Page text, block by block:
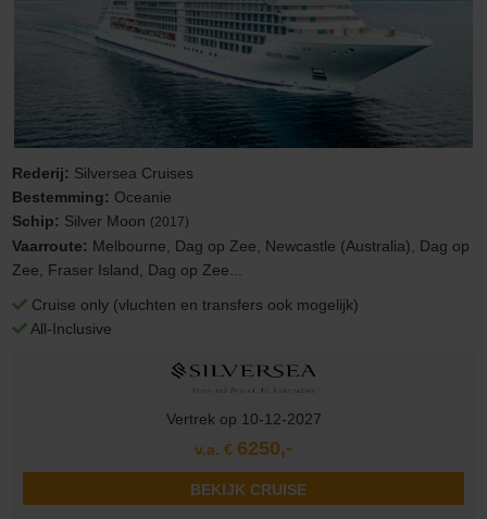
Rederij: Silversea Cruises
Bestemming: Oceanie
Schip: Silver Moon (2017)
Vaarroute: Melbourne, Dag op Zee, Newcastle (Australia), Dag op
Zee, Fraser Island, Dag op Zee...
Cruise only (vluchten en transfers ook mogelijk)
All-Inclusive
Vertrek op 10-12-2027
v.a. € 6250,-
BEKIJK CRUISE